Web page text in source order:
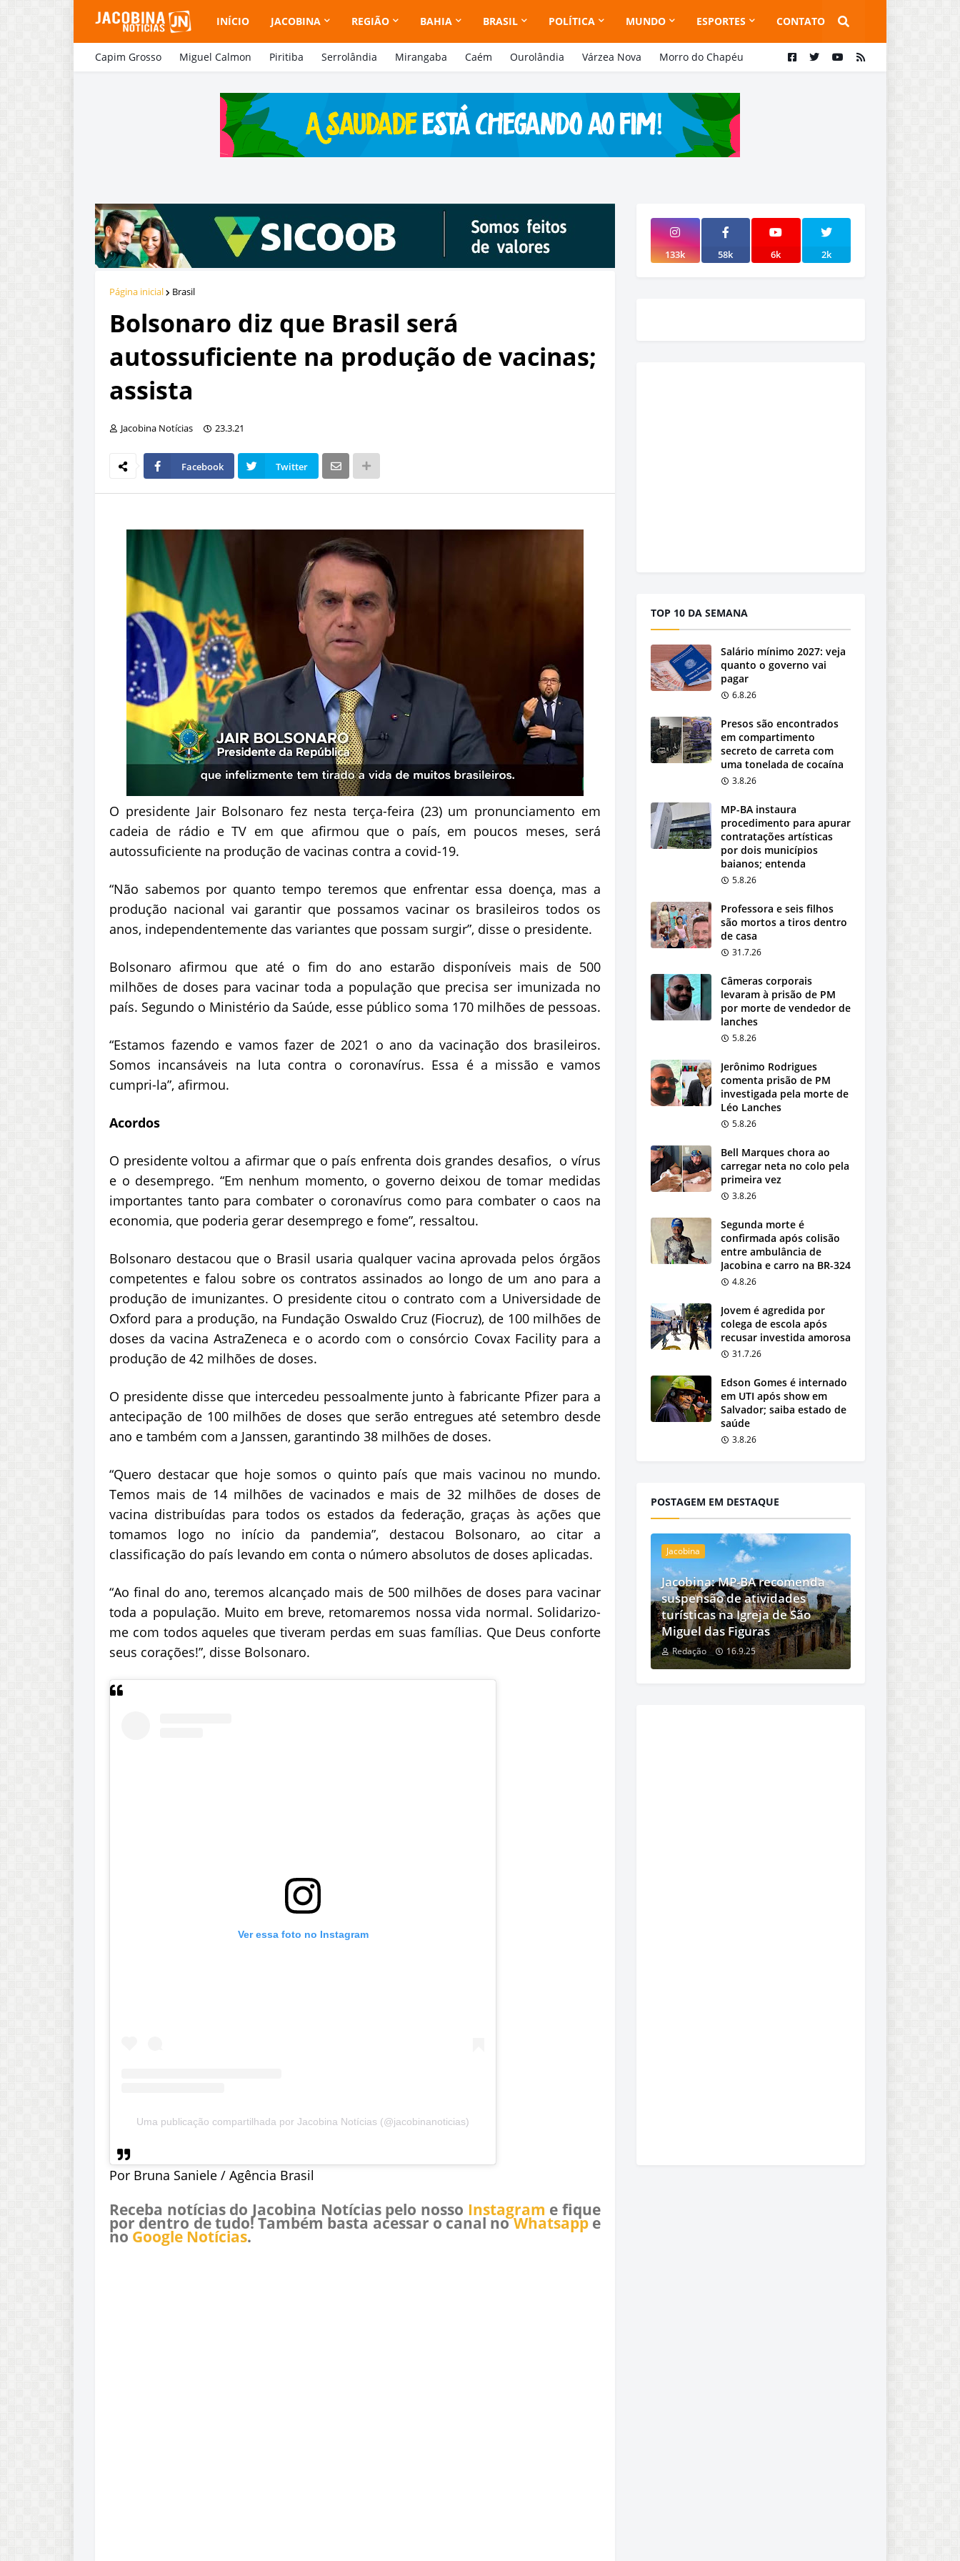
INÍCIO JACOBINA REGIÃO BAHIA BRASIL POLÍTICA MUNDO ESPORTES CONTATO
Capim Grosso Miguel Calmon Piritiba Serrolândia Mirangaba Caém Ourolândia Várzea Nova Morro do Chapéu
Página inicial Brasil
Bolsonaro diz que Brasil será
autossuficiente na produção de vacinas;
assista
Jacobina Notícias 23.3.21
Facebook Twitter
O presidente Jair Bolsonaro fez nesta terça-feira (23) um pronunciamento em
cadeia de rádio e TV em que afirmou que o país, em poucos meses, será
autossuficiente na produção de vacinas contra a covid-19.
“Não sabemos por quanto tempo teremos que enfrentar essa doença, mas a
produção nacional vai garantir que possamos vacinar os brasileiros todos os
anos, independentemente das variantes que possam surgir”, disse o presidente.
Bolsonaro afirmou que até o fim do ano estarão disponíveis mais de 500
milhões de doses para vacinar toda a população que precisa ser imunizada no
país. Segundo o Ministério da Saúde, esse público soma 170 milhões de pessoas.
“Estamos fazendo e vamos fazer de 2021 o ano da vacinação dos brasileiros.
Somos incansáveis na luta contra o coronavírus. Essa é a missão e vamos
cumpri-la”, afirmou.
Acordos
O presidente voltou a afirmar que o país enfrenta dois grandes desafios, o vírus
e o desemprego. “Em nenhum momento, o governo deixou de tomar medidas
importantes tanto para combater o coronavírus como para combater o caos na
economia, que poderia gerar desemprego e fome”, ressaltou.
Bolsonaro destacou que o Brasil usaria qualquer vacina aprovada pelos órgãos
competentes e falou sobre os contratos assinados ao longo de um ano para a
produção de imunizantes. O presidente citou o contrato com a Universidade de
Oxford para a produção, na Fundação Oswaldo Cruz (Fiocruz), de 100 milhões de
doses da vacina AstraZeneca e o acordo com o consórcio Covax Facility para a
produção de 42 milhões de doses.
O presidente disse que intercedeu pessoalmente junto à fabricante Pfizer para a
antecipação de 100 milhões de doses que serão entregues até setembro desde
ano e também com a Janssen, garantindo 38 milhões de doses.
“Quero destacar que hoje somos o quinto país que mais vacinou no mundo.
Temos mais de 14 milhões de vacinados e mais de 32 milhões de doses de
vacina distribuídas para todos os estados da federação, graças às ações que
tomamos logo no início da pandemia”, destacou Bolsonaro, ao citar a
classificação do país levando em conta o número absolutos de doses aplicadas.
“Ao final do ano, teremos alcançado mais de 500 milhões de doses para vacinar
toda a população. Muito em breve, retomaremos nossa vida normal. Solidarizo-
me com todos aqueles que tiveram perdas em suas famílias. Que Deus conforte
seus corações!”, disse Bolsonaro.
Ver essa foto no Instagram
Uma publicação compartilhada por Jacobina Notícias (@jacobinanoticias)
Por Bruna Saniele / Agência Brasil
Receba notícias do Jacobina Notícias pelo nosso Instagram e fique
por dentro de tudo! Também basta acessar o canal noWhatsappe
no Google Notícias.
133k 58k 6k 2k
TOP 10 DA SEMANA
Salário mínimo 2027: veja
quanto o governo vai
pagar
6.8.26
Presos são encontrados
em compartimento
secreto de carreta com
uma tonelada de cocaína
3.8.26
MP-BA instaura
procedimento para apurar
contratações artísticas
por dois municípios
baianos; entenda
5.8.26
Professora e seis filhos
são mortos a tiros dentro
de casa
31.7.26
Câmeras corporais
levaram à prisão de PM
por morte de vendedor de
lanches
5.8.26
Jerônimo Rodrigues
comenta prisão de PM
investigada pela morte de
Léo Lanches
5.8.26
Bell Marques chora ao
carregar neta no colo pela
primeira vez
3.8.26
Segunda morte é
confirmada após colisão
entre ambulância de
Jacobina e carro na BR-324
4.8.26
Jovem é agredida por
colega de escola após
recusar investida amorosa
31.7.26
Edson Gomes é internado
em UTI após show em
Salvador; saiba estado de
saúde
3.8.26
POSTAGEM EM DESTAQUE
Jacobina
Jacobina: MP-BA recomenda
suspensão de atividades
turísticas na Igreja de São
Miguel das Figuras
Redação 16.9.25